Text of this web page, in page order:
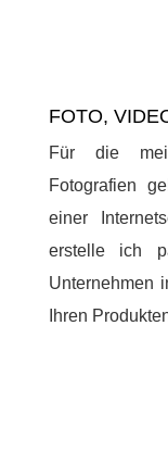
FOTO,
Für die
Fotografien
einer
erstelle ich
Unternehmen
Ihren